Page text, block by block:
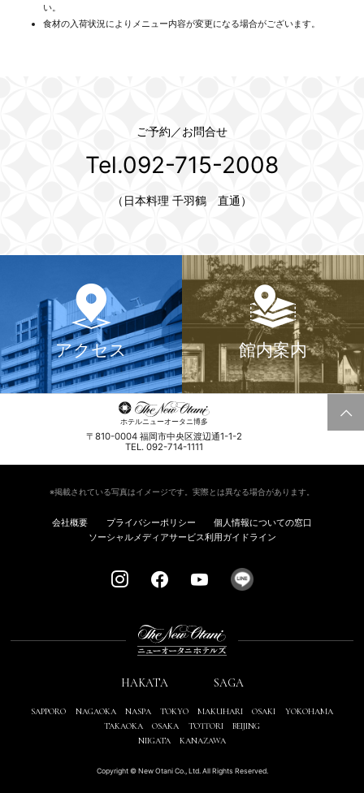
い。
食材の入荷状況によりメニュー内容が変更になる場合がございます。
ご予約／お問合せ
Tel.092-715-2008
（日本料理 千羽鶴 直通）
アクセス 館内案内
ホテルニューオータニ博多
〒810-0004 福岡市中央区渡辺通1-1-2
TEL. 092-714-1111
※掲載されている写真はイメージです。実際とは異なる場合があります。
会社概要 プライバシーポリシー
個人情報についての窓口
ソーシャルメディアサービス利用ガイドライン
HAKATA SAGA
SAPPORO NAGAOKA NASPA TOKYO MAKUHARI OSAKI
YOKOHAMA
TAKAOKA
OSAKA TOTTORI
BEIJING
NIIGATA
KANAZAWA
Copyright © New Otani Co., Ltd. All Rights Reserved.